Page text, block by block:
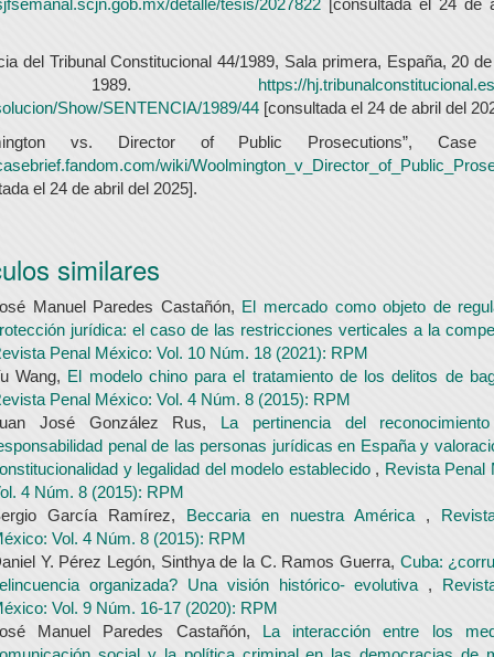
detalle/tesis/2027822 [consultada el 24 de
del Tribunal Constitucional 44/1989, Sala primera, España, 20
1989. https://
Show/SENTENCIA/1989/44 [consultada el 24 de abril del
vs. Director of Public Prosecutions”, Case
wiki/
el 24 de abril del 2025].
similares
Manuel Paredes Castañón, El mercado como objeto de
jurídica: el caso de las restricciones verticales a la
Penal México: Vol. 10 Núm. 18 (2021): RPM
Wang, El modelo chino para el tratamiento de los delitos de
Penal México: Vol. 4 Núm. 8 (2015): RPM
José González Rus, La pertinencia del
penal de las personas jurídicas en España y
y legalidad del modelo establecido , Revista Penal
4 Núm. 8 (2015): RPM
García Ramírez, Beccaria en nuestra América ,
Vol. 4 Núm. 8 (2015): RPM
Y. Pérez Legón, Sinthya de la C. Ramos Guerra, Cuba:
organizada? Una visión histórico- evolutiva ,
Vol. 9 Núm. 16-17 (2020): RPM
Manuel Paredes Castañón, La interacción entre los